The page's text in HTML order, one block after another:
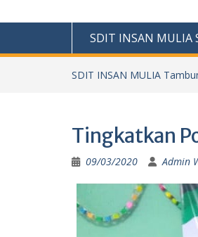
SDIT INSAN
SDIT INSAN MULIA
Tingkatkan
09/03/2020 Admin